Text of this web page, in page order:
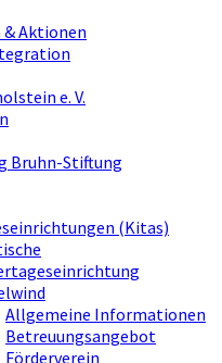
Aktionen
e. V.
Bruhn-Stiftung
(Kitas)
Allgemeine Informationen
Betreuungsangebot
Förderverein